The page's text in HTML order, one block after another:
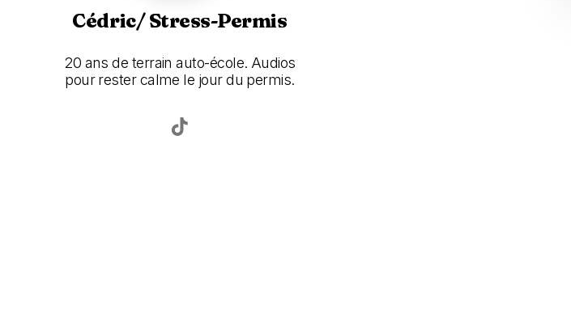
Cédric/ Stress-Permis
20 ans de terrain auto-école. Audios
pour rester calme le jour du permis.